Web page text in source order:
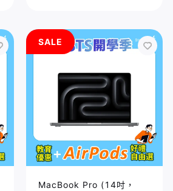
SALE
MacBook Pro (14吋，